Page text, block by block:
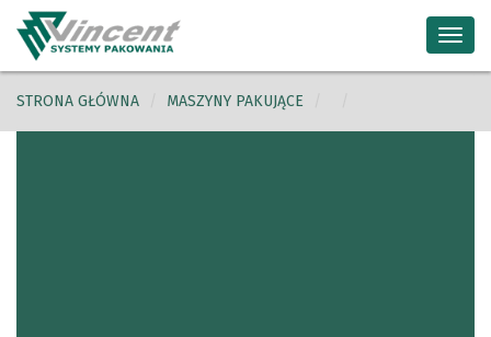
STRONA GŁÓWNA MASZYNY PAKUJĄCE